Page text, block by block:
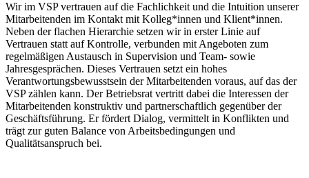
Wir im VSP vertrauen auf die Fachlichkeit und die Intuition unserer
Mitarbeitenden im Kontakt mit Kolleg*innen und Klient*innen.
Neben der flachen Hierarchie setzen wir in erster Linie auf
Vertrauen statt auf Kontrolle, verbunden mit Angeboten zum
regelmäßigen Austausch in Supervision und Team- sowie
Jahresgesprächen. Dieses Vertrauen setzt ein hohes
Verantwortungsbewusstsein der Mitarbeitenden voraus, auf das der
VSP zählen kann. Der Betriebsrat vertritt dabei die Interessen der
Mitarbeitenden konstruktiv und partnerschaftlich gegenüber der
Geschäftsführung. Er fördert Dialog, vermittelt in Konflikten und
trägt zur guten Balance von Arbeitsbedingungen und
Qualitätsanspruch bei.